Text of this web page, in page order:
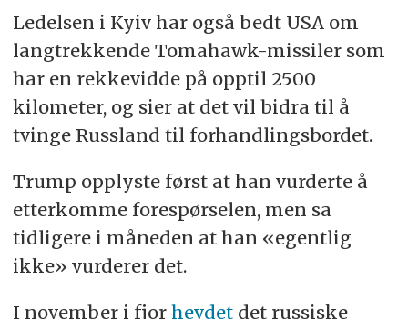
Ledelsen i Kyiv har også bedt USA om
langtrekkende Tomahawk-missiler som
har en rekkevidde på opptil 2500
kilometer, og sier at det vil bidra til å
tvinge Russland til forhandlingsbordet.
Trump opplyste først at han vurderte å
etterkomme forespørselen, men sa
tidligere i måneden at han «egentlig
ikke» vurderer det.
I november i fjor hevdet det russiske